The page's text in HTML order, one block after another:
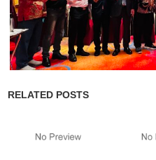
RELATED POSTS